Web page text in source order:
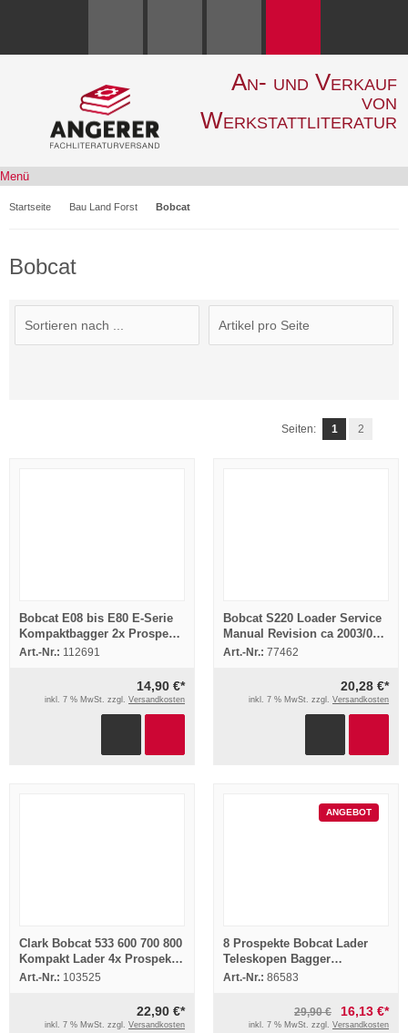
An- und Verkauf
von
Werkstattliteratur
Menü
Startseite Bau Land Forst Bobcat
Bobcat
Seiten: 1 2
Bobcat E08 bis E80 E-Serie
Kompaktbagger 2x Prospekt
2010/13
Art.-Nr.: 112691
14,90 €*
inkl. 7 % MwSt. zzgl. Versandkosten
Bobcat S220 Loader Service
Manual Revision ca 2003/04
with schematics
Art.-Nr.: 77462
20,28 €*
inkl. 7 % MwSt. zzgl. Versandkosten
Clark Bobcat 533 600 700 800
Kompakt Lader 4x Prospekt
1976
Art.-Nr.: 103525
22,90 €*
inkl. 7 % MwSt. zzgl. Versandkosten
ANGEBOT
8 Prospekte Bobcat Lader
Teleskopen Bagger
Anbaugeräte um 2004
Art.-Nr.: 86583
29,90 € 16,13 €*
inkl. 7 % MwSt. zzgl. Versandkosten